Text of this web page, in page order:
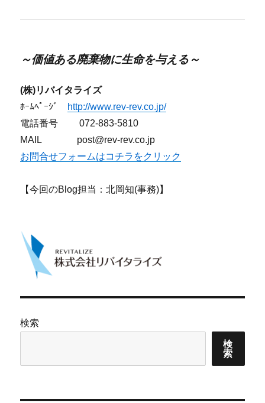
～価値ある廃棄物に生命を与える～
(株)リバイタライズ
ﾎｰﾑﾍﾟｰｼﾞ http://www.rev-rev.co.jp/
電話番号 072-883-5810
MAIL post@rev-rev.co.jp
お問合せフォームはコチラをクリック
【今回のBlog担当：北岡知(事務)】
検索
検
索